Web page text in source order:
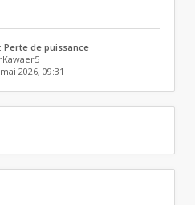
Perte de puissance
Kawaer5
2026, 09:31